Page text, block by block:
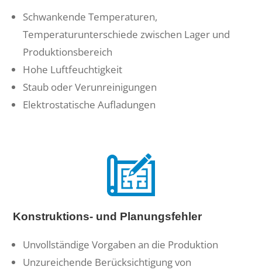
Schwankende Temperaturen,
Temperaturunterschiede zwischen Lager und
Produktionsbereich
Hohe Luftfeuchtigkeit
Staub oder Verunreinigungen
Elektrostatische Aufladungen
Konstruktions- und Planungsfehler
Unvollständige Vorgaben an die Produktion
Unzureichende Berücksichtigung von